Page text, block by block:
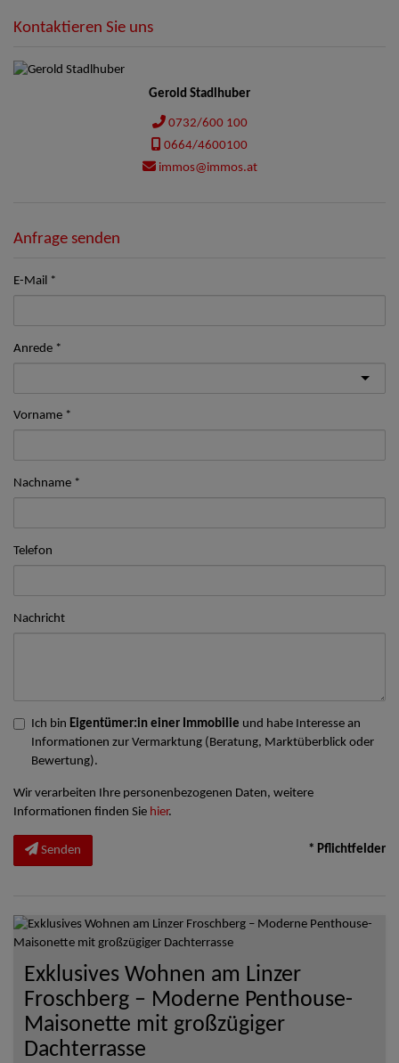
Kontaktieren Sie uns
Gerold Stadlhuber
0732/600 100
0664/4600100
immos@immos.at
Anfrage senden
E-Mail
Anrede
Vorname
Nachname
Telefon
Nachricht
Ich bin Eigentümer:in einer Immobilie und habe Interesse an
Informationen zur Vermarktung (Beratung, Marktüberblick oder
Bewertung).
Wir verarbeiten Ihre personenbezogenen Daten, weitere
Informationen finden Sie hier.
Senden * Pflichtfelder
Exklusives Wohnen am Linzer
Froschberg – Moderne Penthouse-
Maisonette mit großzügiger
Dachterrasse